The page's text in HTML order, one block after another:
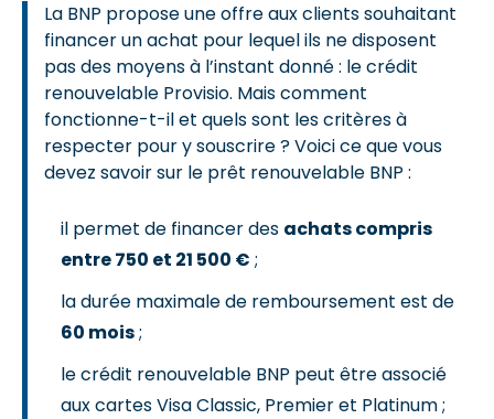
La BNP propose une offre aux clients souhaitant
financer un achat pour lequel ils ne disposent
pas des moyens à l’instant donné : le crédit
renouvelable Provisio. Mais comment
fonctionne-t-il et quels sont les critères à
respecter pour y souscrire ? Voici ce que vous
devez savoir sur le prêt renouvelable BNP :
il permet de financer des achats compris
entre 750 et 21 500 € ;
la durée maximale de remboursement est de
60 mois;
le crédit renouvelable BNP peut être associé
aux cartes Visa Classic, Premier et Platinum ;